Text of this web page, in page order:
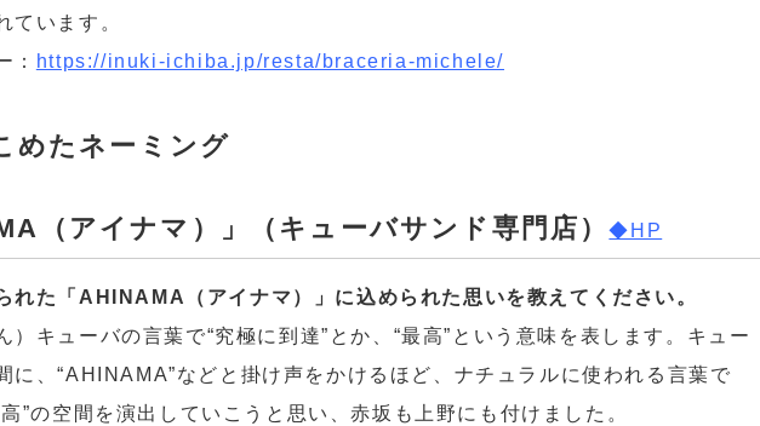
ています。
：
https://inuki-ichiba.jp/resta/braceria-michele/
めたネーミング
（アイナマ）」（キューバサンド専門店）◆HP
れた「AHINAMA（アイナマ）」に込められた思いを教えてください。
）キューバの言葉で“究極に到達”とか、“最高”という意味を表します。キュー
に、“AHINAMA”などと掛け声をかけるほど、ナチュラルに使われる言葉で
”の空間を演出していこうと思い、赤坂も上野にも付けました。